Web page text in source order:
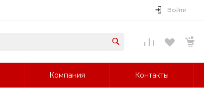
Войти
Компания Контакты